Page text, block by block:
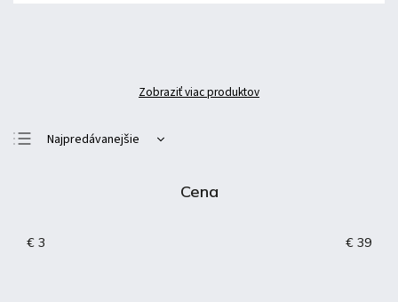
Zobraziť viac produktov
Najpredávanejšie
Cena
€ 3 € 39